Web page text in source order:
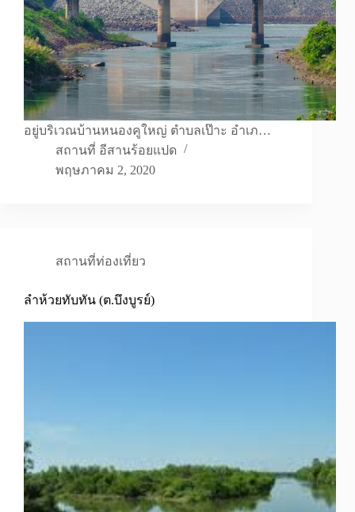
อยู่บริเวณบ้านหนองคูใหญ่ ตำบลเป๊าะ อำเภ…
สถานที่ อีสานร้อยแปด
พฤษภาคม 2, 2020
สถานที่ท่องเที่ยว
ลำห้วยทับทัน (ต.บึงบูรย์)